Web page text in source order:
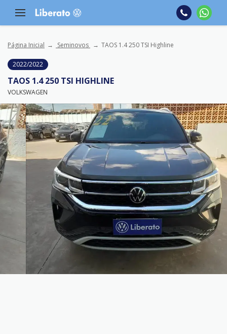
Página Inicial Seminovos TAOS 1.4 250 TSI Highline
2022/2022
TAOS 1.4 250 TSI HIGHLINE
VOLKSWAGEN